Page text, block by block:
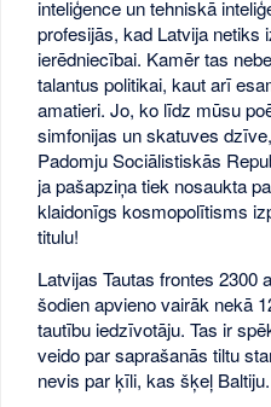
inteliģence un tehniskā
profesijās, kad Latvija netiks
ierēdniecībai. Kamēr tas
talantus politikai, kaut arī
amatieri. Jo, ko līdz mūsu
simfonijas un skatuves
Padomju Sociālistiskās
ja pašapziņa tiek nosaukta
klaidonīgs kosmopolītisms
titulu!
Latvijas Tautas frontes 2300
šodien apvieno vairāk nekā
tautību iedzīvotāju. Tas ir
veido par saprašanās tiltu
nevis par ķīli, kas šķeļ Baltiju.